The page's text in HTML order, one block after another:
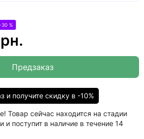
30 %
Предзаказ
и получите скидку в -10%
Товар сейчас находится на стадии
поступит в наличие в течение 14